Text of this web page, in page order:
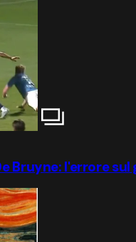
Bruyne: l'errore sul